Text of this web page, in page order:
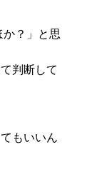
か？」と思
判断して
もいいん